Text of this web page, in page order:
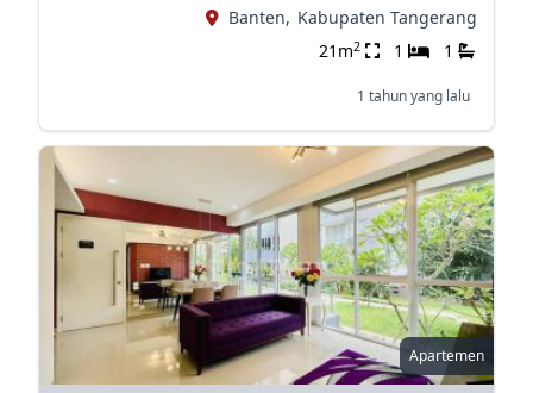
Banten, Kabupaten Tangerang
21m2 1 1
1 tahun yang lalu
Apartemen